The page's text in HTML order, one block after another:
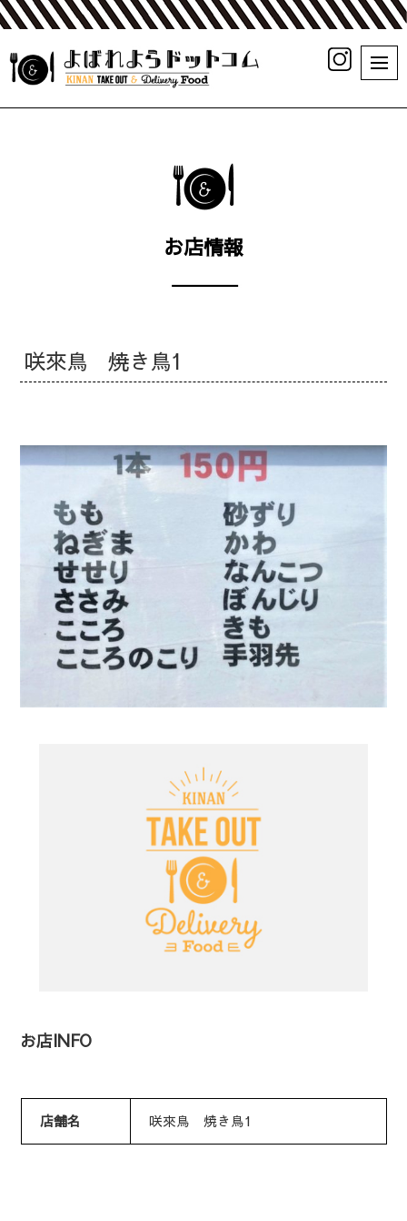
お店情報
咲來鳥 焼き鳥1
お店INFO
店舗名 咲來鳥 焼き鳥1